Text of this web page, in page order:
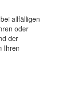
allfälligen
oder
der
Ihren